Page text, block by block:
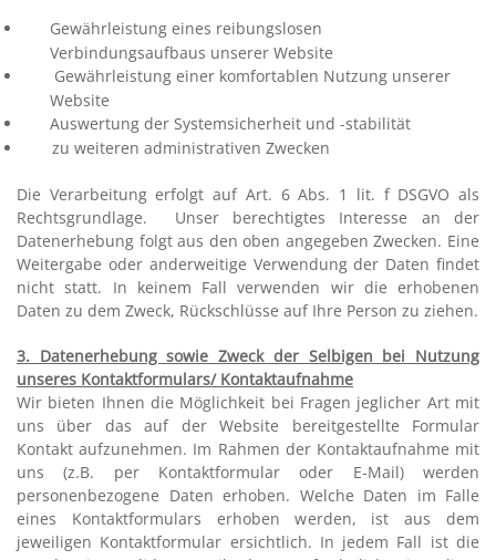
Gewährleistung eines reibungslosen
Verbindungsaufbaus unserer Website
Gewährleistung einer komfortablen Nutzung unserer
Website
Auswertung der Systemsicherheit und -stabilität
zu weiteren administrativen Zwecken
Die Verarbeitung erfolgt auf Art. 6 Abs. 1 lit. f DSGVO als
Rechtsgrundlage.
Unser berechtigtes Interesse an der
Datenerhebung folgt aus den oben angegeben Zwecken. Eine
Weitergabe oder anderweitige Verwendung der Daten findet
nicht statt. In keinem Fall verwenden wir die erhobenen
Daten zu dem Zweck, Rückschlüsse auf Ihre Person zu ziehen.
3. Datenerhebung sowie Zweck der Selbigen bei Nutzung
unseres Kontaktformulars/ Kontaktaufnahme
Wir bieten Ihnen die Möglichkeit bei Fragen jeglicher Art mit
uns über das auf der Website bereitgestellte Formular
Kontakt aufzunehmen. Im Rahmen der Kontaktaufnahme mit
uns (z.B. per Kontaktformular oder E-Mail) werden
personenbezogene Daten erhoben. Welche Daten im Falle
eines Kontaktformulars erhoben werden, ist aus dem
jeweiligen Kontaktformular ersichtlich. In jedem Fall ist die